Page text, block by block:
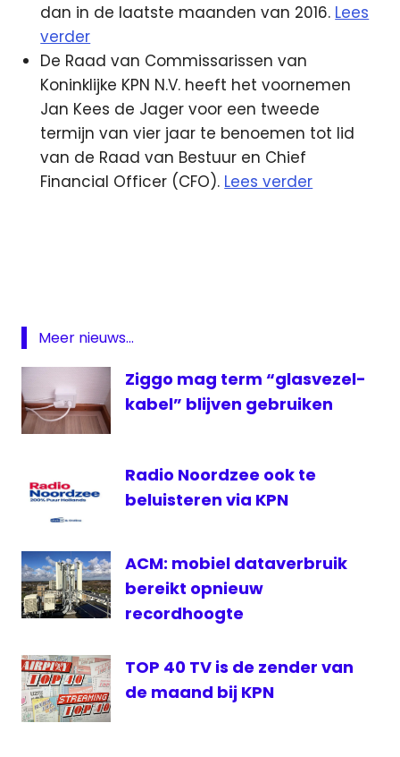
dan in de laatste maanden van 2016. Lees
verder
De Raad van Commissarissen van
Koninklijke KPN N.V. heeft het voornemen
Jan Kees de Jager voor een tweede
termijn van vier jaar te benoemen tot lid
van de Raad van Bestuur en Chief
Financial Officer (CFO). Lees verder
Piraten
PvdA
Suits
The
Meer nieuws...
Ziggo mag term “glasvezel-
kabel” blijven gebruiken
Radio Noordzee ook te
beluisteren via KPN
ACM: mobiel dataverbruik
bereikt opnieuw
recordhoogte
TOP 40 TV is de zender van
de maand bij KPN